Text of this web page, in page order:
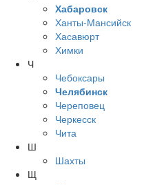
Хабаровск
Ханты-Мансийск
Хасавюрт
Химки
Ч
Чебоксары
Челябинск
Череповец
Черкесск
Чита
Ш
Шахты
Щ